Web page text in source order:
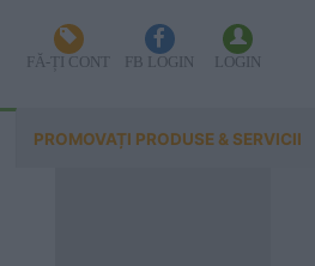
FĂ-ȚI CONT FB LOGIN LOGIN
PROMOVAȚI PRODUSE & SERVICII